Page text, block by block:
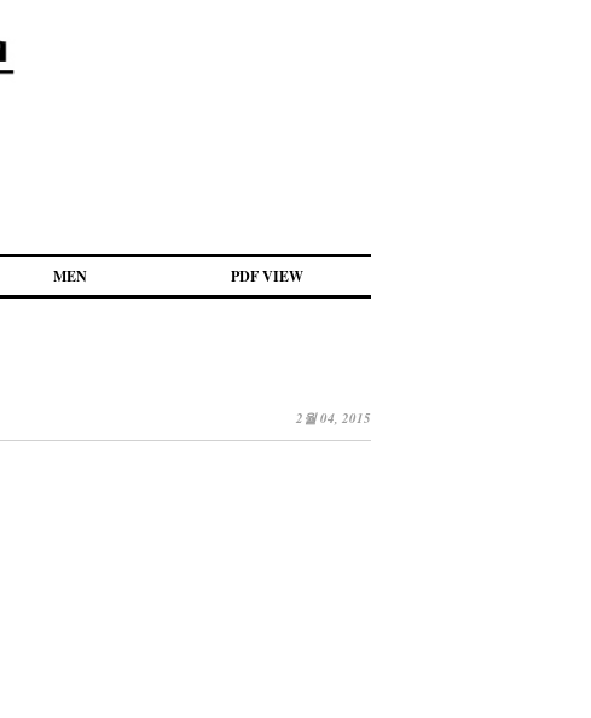
MEN PDF VIEW
2월 04, 2015